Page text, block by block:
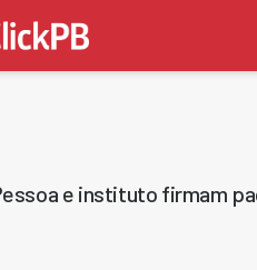
e instituto firmam